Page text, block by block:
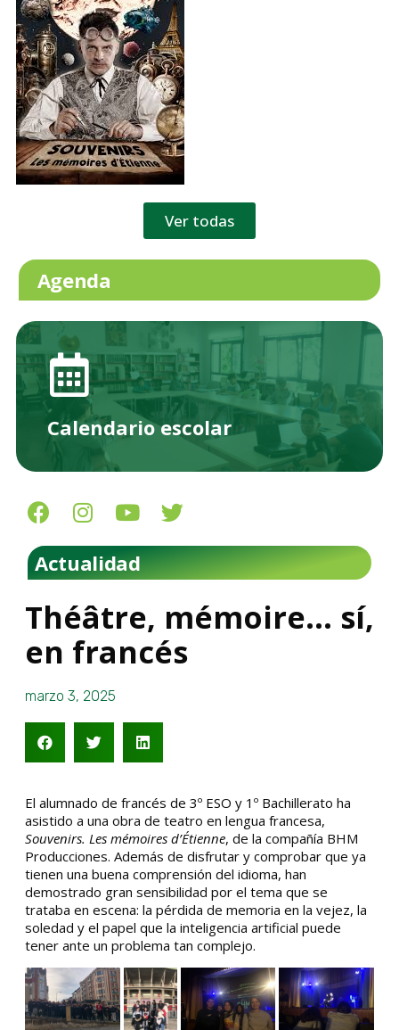
Actualidad
Théâtre, mémoire… sí,
en francés
marzo 3, 2025
El alumnado de francés de 3º ESO y 1º Bachillerato ha
asistido a una obra de teatro en lengua francesa,
Souvenirs. Les mémoires d’Étienne, de la compañía BHM
Producciones. Además de disfrutar y comprobar que ya
tienen una buena comprensión del idioma, han
demostrado gran sensibilidad por el tema que se
trataba en escena: la pérdida de memoria en la vejez, la
soledad y el papel que la inteligencia artificial puede
tener ante un problema tan complejo.
Ver todas
Agenda
Calendario escolar